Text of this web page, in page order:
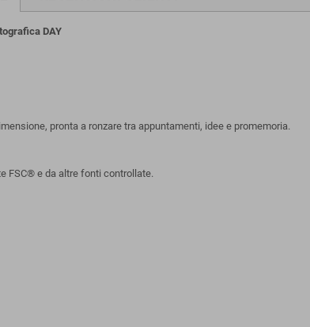
DAY
pronta a ronzare tra appuntamenti, idee e promemoria.
FSC® e da altre fonti controllate.